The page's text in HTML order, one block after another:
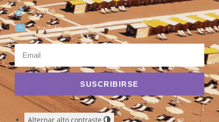
TikTok
YouTube
SUSCRIBIRSE
Alternar alto contraste